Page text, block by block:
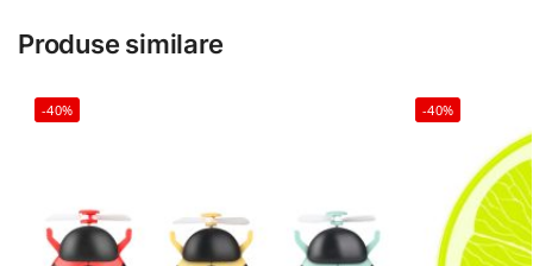
Produse similare
-40% -40%